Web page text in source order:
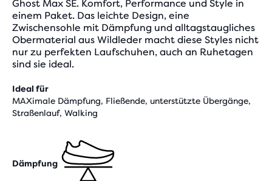
Ghost Max SE. Komfort, Performance und Style in
einem Paket. Das leichte Design, eine
Zwischensohle mit Dämpfung und alltagstaugliches
Obermaterial aus Wildleder macht diese Styles nicht
nur zu perfekten Laufschuhen, auch an Ruhetagen
sind sie ideal.
Ideal für
MAXimale Dämpfung, Fließende, unterstützte Übergänge,
Straßenlauf, Walking
Dämpfung